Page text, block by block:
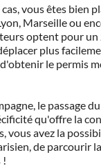
vous êtes
Marseille ou
optent pour un
plus
le permis
le passage
qu'offre la
vous avez la
de parcourir
!